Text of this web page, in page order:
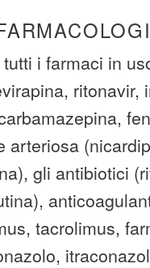
i farmaci in
ritonavir,
arteriosa
gli antibiotici
tacrolimus,